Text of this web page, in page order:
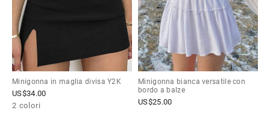
Minigonna in maglia divisa Y2K
US$34.00
2 colori
Minigonna bianca versatile con
bordo a balze
US$25.00